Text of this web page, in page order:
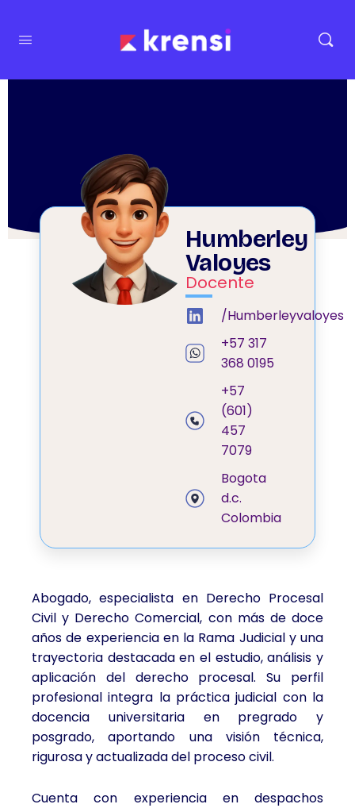
Humberley
Valoyes
Docente
/Humberleyvaloyes
+57 317
368 0195
+57
(601)
457
7079
Bogota
d.c.
Colombia
Abogado, especialista en Derecho Procesal
Civil y Derecho Comercial, con más de doce
años de experiencia en la Rama Judicial y una
trayectoria destacada en el estudio, análisis y
aplicación del derecho procesal. Su perfil
profesional integra la práctica judicial con la
docencia universitaria en pregrado y
posgrado, aportando una visión técnica,
rigurosa y actualizada del proceso civil.
Cuenta con experiencia en despachos